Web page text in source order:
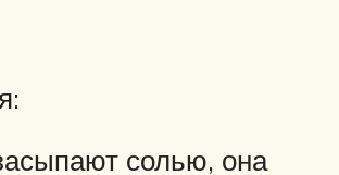
солью, она